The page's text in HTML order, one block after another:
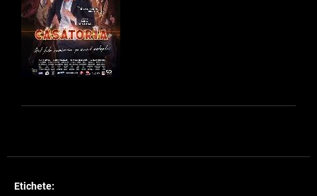
Etichete: